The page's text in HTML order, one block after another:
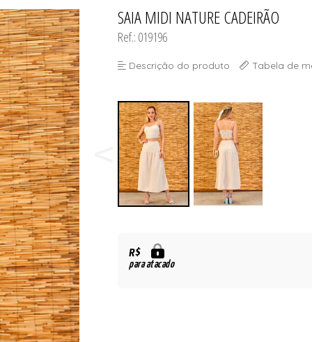
TODOS DE
TODOS DE SELEÇÃO
SAIA MIDI NATURE CADEIRÃO
Ref.: 019196
Descrição do produto Tabela de
R$
para atacado